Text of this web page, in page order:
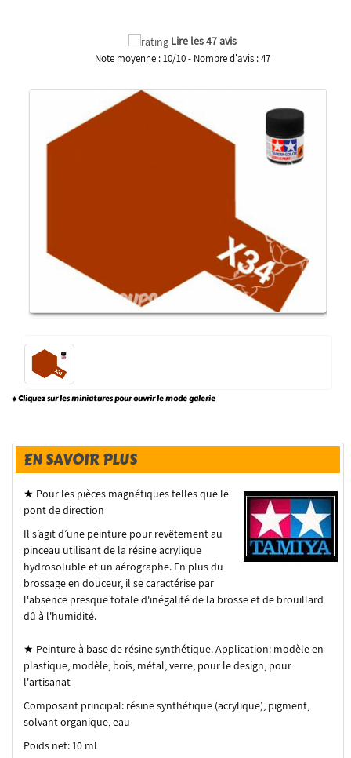
Lire les 47 avis
Note moyenne :10/10- Nombre d'avis :47
* Cliquez sur les miniatures pour ouvrir le mode galerie
EN SAVOIR PLUS
★ Pour les pièces magnétiques telles que le
pont de direction
Il s’agit d’une peinture pour revêtement au
pinceau utilisant de la résine acrylique
hydrosoluble et un aérographe. En plus du
brossage en douceur, il se caractérise par
l'absence presque totale d'inégalité de la brosse et de brouillard
dû à l'humidité.
★ Peinture à base de résine synthétique.Application: modèle en
plastique, modèle, bois, métal, verre, pour le design, pour
l'artisanat
Composant principal: résine synthétique (acrylique), pigment,
solvant organique, eau
Poids net: 10 ml